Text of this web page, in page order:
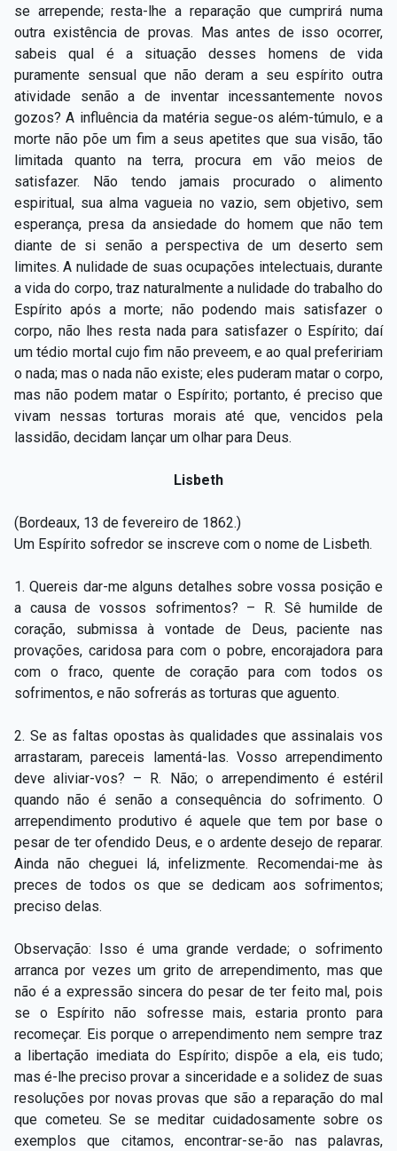
se arrepende; resta-lhe a reparação que cumprirá numa
outra existência de provas. Mas antes de isso ocorrer,
sabeis qual é a situação desses homens de vida
puramente sensual que não deram a seu espírito outra
atividade senão a de inventar incessantemente novos
gozos? A influência da matéria segue-os além-túmulo, e a
morte não põe um fim a seus apetites que sua visão, tão
limitada quanto na terra, procura em vão meios de
satisfazer. Não tendo jamais procurado o alimento
espiritual, sua alma vagueia no vazio, sem objetivo, sem
esperança, presa da ansiedade do homem que não tem
diante de si senão a perspectiva de um deserto sem
limites. A nulidade de suas ocupações intelectuais, durante
a vida do corpo, traz naturalmente a nulidade do trabalho do
Espírito após a morte; não podendo mais satisfazer o
corpo, não lhes resta nada para satisfazer o Espírito; daí
um tédio mortal cujo fim não preveem, e ao qual prefeririam
o nada; mas o nada não existe; eles puderam matar o corpo,
mas não podem matar o Espírito; portanto, é preciso que
vivam nessas torturas morais até que, vencidos pela
lassidão, decidam lançar um olhar para Deus.
Lisbeth
(Bordeaux, 13 de fevereiro de 1862.)
Um Espírito sofredor se inscreve com o nome de Lisbeth.
1. Quereis dar-me alguns detalhes sobre vossa posição e
a causa de vossos sofrimentos? – R. Sê humilde de
coração, submissa à vontade de Deus, paciente nas
provações, caridosa para com o pobre, encorajadora para
com o fraco, quente de coração para com todos os
sofrimentos, e não sofrerás as torturas que aguento.
2. Se as faltas opostas às qualidades que assinalais vos
arrastaram, pareceis lamentá-las. Vosso arrependimento
deve aliviar-vos? – R. Não; o arrependimento é estéril
quando não é senão a consequência do sofrimento. O
arrependimento produtivo é aquele que tem por base o
pesar de ter ofendido Deus, e o ardente desejo de reparar.
Ainda não cheguei lá, infelizmente. Recomendai-me às
preces de todos os que se dedicam aos sofrimentos;
preciso delas.
Observação: Isso é uma grande verdade; o sofrimento
arranca por vezes um grito de arrependimento, mas que
não é a expressão sincera do pesar de ter feito mal, pois
se o Espírito não sofresse mais, estaria pronto para
recomeçar. Eis porque o arrependimento nem sempre traz
a libertação imediata do Espírito; dispõe a ela, eis tudo;
mas é-lhe preciso provar a sinceridade e a solidez de suas
resoluções por novas provas que são a reparação do mal
que cometeu. Se se meditar cuidadosamente sobre os
exemplos que citamos, encontrar-se-ão nas palavras,